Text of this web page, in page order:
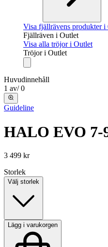
Visa fjällrävens produkter i
Fjällräven i Outlet
Visa alla tröjor i Outlet
Tröjor i Outlet
Huvudinnehåll
1 av/ 0
Guideline
HALO EVO 7-
3 499 kr
Storlek
Välj storlek
Lägg i varukorgen